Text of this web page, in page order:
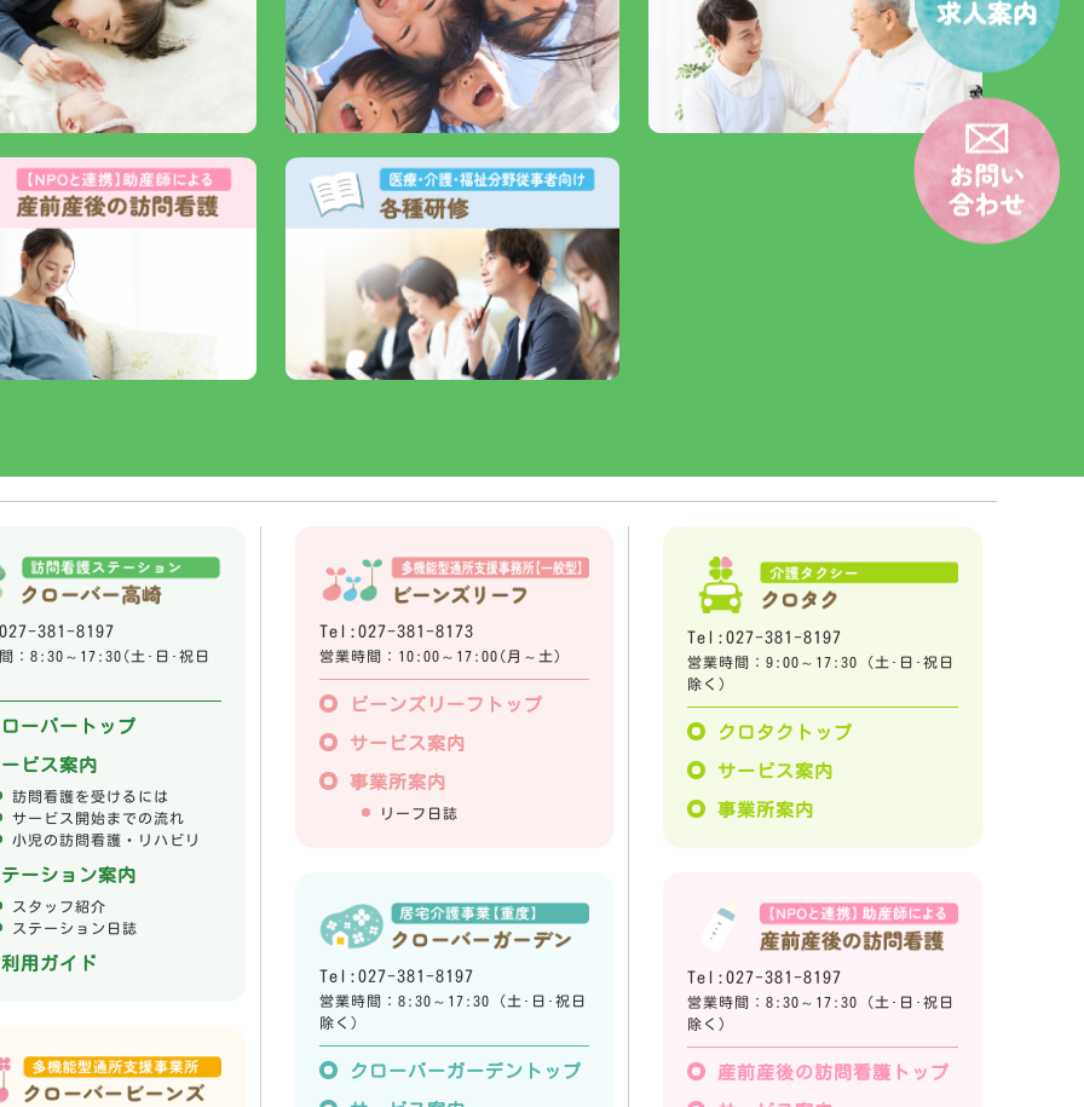
381-8197
：8:30～17:30(土･日･祝日
ーバートップ
ビス案内
訪問看護を受けるには
サービス開始までの流れ
小児の訪問看護・リハビリ
ーション案内
スタッフ紹介
ステーション日誌
用ガイド
Tel:027-381-8173
営業時間：10:00～17:00(月～土)
ビーンズリーフトップ
サービス案内
事業所案内
リーフ日誌
Tel:027-381-8197
営業時間：8:30～17:30 (土･日･祝日
除く)
クローバーガーデントップ
Tel:027-381-8197
営業時間：9:00～17:30 (土･日･祝日
除く)
クロタクトップ
サービス案内
事業所案内
Tel:027-381-8197
営業時間：8:30～17:30 (土･日･祝日
除く)
産前産後の訪問看護トップ